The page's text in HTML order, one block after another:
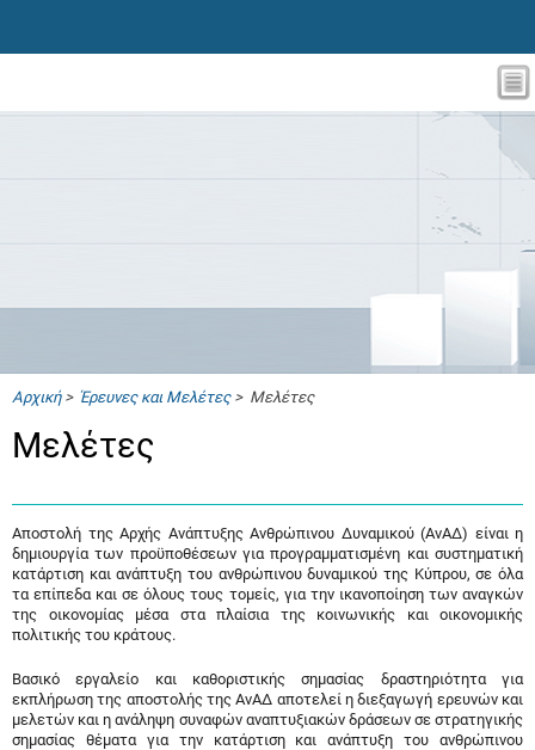
Αρχική> Έρευνες και Μελέτες> Μελέτες
Μελέτες
Αποστολή της Αρχής Ανάπτυξης Ανθρώπινου Δυναμικού (ΑνΑΔ) είναι η
δημιουργία των προϋποθέσεων για προγραμματισμένη και συστηματική
κατάρτιση και ανάπτυξη του ανθρώπινου δυναμικού της Κύπρου, σε όλα
τα επίπεδα και σε όλους τους τομείς, για την ικανοποίηση των αναγκών
της οικονομίας μέσα στα πλαίσια της κοινωνικής και οικονομικής
πολιτικής του κράτους.
Βασικό εργαλείο και καθοριστικής σημασίας δραστηριότητα για
εκπλήρωση της αποστολής της ΑνΑΔ αποτελεί η διεξαγωγή ερευνών και
μελετών και η ανάληψη συναφών αναπτυξιακών δράσεων σε στρατηγικής
σημασίας θέματα για την κατάρτιση και ανάπτυξη του ανθρώπινου